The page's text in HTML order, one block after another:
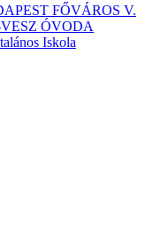
FŐVÁROS V.
ÓVODA
Iskola